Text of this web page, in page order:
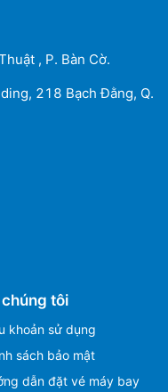
, P. Bàn Cờ.
218 Bạch Đằng, Q.
chúng tôi
khoản sử dụng
sách bảo mật
dẫn đặt vé máy bay